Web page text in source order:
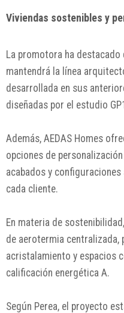
Viviendas sostenibles y
La promotora ha destacado
mantendrá la línea
desarrollada en sus
diseñadas por el estudio
Además, AEDAS Homes
opciones de
acabados y
cada cliente.
En materia de
de aerotermia
acristalamiento y espacios
calificación energética A.
Según Perea, el proyecto